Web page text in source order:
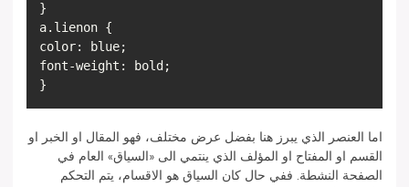
}
a.lienon {
color: blue;
font-weight: bold;
اما العنصر الذي يبرز هنا بفضل عرض مختلف، فهو المقال او الخبر او
القسم او المفتاح او المؤلف الذي ينتمي الى «السياق» العام في
الصفحة النشطة. ففي حال كان السياق هو الاقسام، يتم التحكم